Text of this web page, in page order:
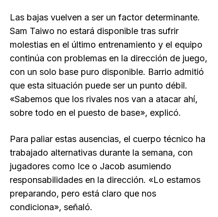
Las bajas vuelven a ser un factor determinante.
Sam Taiwo no estará disponible tras sufrir
molestias en el último entrenamiento y el equipo
continúa con problemas en la dirección de juego,
con un solo base puro disponible. Barrio admitió
que esta situación puede ser un punto débil.
«Sabemos que los rivales nos van a atacar ahí,
sobre todo en el puesto de base», explicó.
Para paliar estas ausencias, el cuerpo técnico ha
trabajado alternativas durante la semana, con
jugadores como Ice o Jacob asumiendo
responsabilidades en la dirección. «Lo estamos
preparando, pero está claro que nos
condiciona», señaló.